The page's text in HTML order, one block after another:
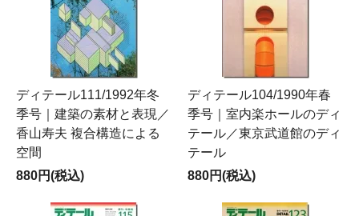
ディテール111/1992年冬
季号｜建築の素材と表現／
香山寿夫 複合構造による
空間
880円(税込)
ディテール104/1990年春
季号｜室内楽ホールのディ
テール／東京武道館のディ
テール
880円(税込)